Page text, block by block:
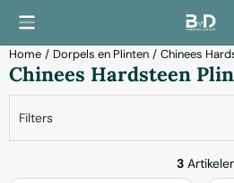
Home / Dorpels en Plinten / Chinees
Chinees Hardsteen
Filters
3